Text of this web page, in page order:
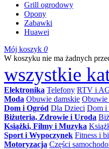
Grill ogrodowy
Opony
Zabawki
Huawei
Mój koszyk 0
W koszyku nie ma żadnych
wszystkie
Elektronika Telefony RTV i
Moda Obuwie damskie Obuwie
Dom i Ogród Dla Dzieci Dom i
Biżuteria, Zdrowie i Uroda
Książki, Filmy i Muzyka
Sport i Wypoczynek Fitness i
Motoryzacja Części